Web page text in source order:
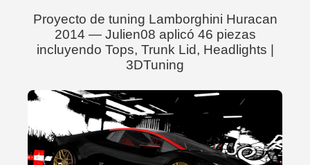
Proyecto de tuning Lamborghini Huracan
2014 — Julien08 aplicó 46 piezas
incluyendo Tops, Trunk Lid, Headlights |
3DTuning